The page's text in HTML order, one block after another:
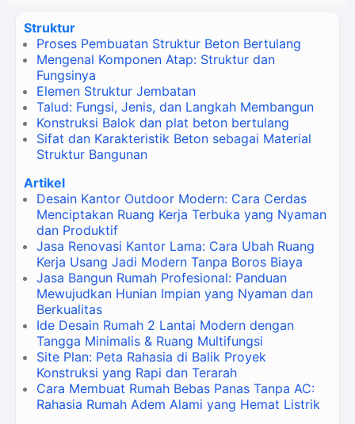
Struktur
Proses Pembuatan Struktur Beton Bertulang
Mengenal Komponen Atap: Struktur dan
Fungsinya
Elemen Struktur Jembatan
Talud: Fungsi, Jenis, dan Langkah Membangun
Konstruksi Balok dan plat beton bertulang
Sifat dan Karakteristik Beton sebagai Material
Struktur Bangunan
Artikel
Desain Kantor Outdoor Modern: Cara Cerdas
Menciptakan Ruang Kerja Terbuka yang Nyaman
dan Produktif
Jasa Renovasi Kantor Lama: Cara Ubah Ruang
Kerja Usang Jadi Modern Tanpa Boros Biaya
Jasa Bangun Rumah Profesional: Panduan
Mewujudkan Hunian Impian yang Nyaman dan
Berkualitas
Ide Desain Rumah 2 Lantai Modern dengan
Tangga Minimalis & Ruang Multifungsi
Site Plan: Peta Rahasia di Balik Proyek
Konstruksi yang Rapi dan Terarah
Cara Membuat Rumah Bebas Panas Tanpa AC:
Rahasia Rumah Adem Alami yang Hemat Listrik